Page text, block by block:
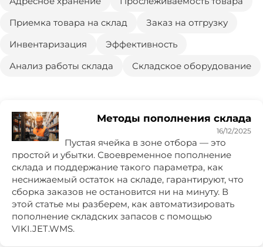
Приемка товара на склад
Заказ на отгрузку
Инвентаризация
Эффективность
Анализ работы склада
Складское оборудование
Методы пополнения склада
16/12/2025
Пустая ячейка в зоне отбора — это
простой и убытки. Своевременное пополнение
склада и поддержание такого параметра, как
неснижаемый остаток на складе, гарантируют, что
сборка заказов не остановится ни на минуту. В
этой статье мы разберем, как автоматизировать
пополнение складских запасов с помощью
VIKI.JET.WMS.